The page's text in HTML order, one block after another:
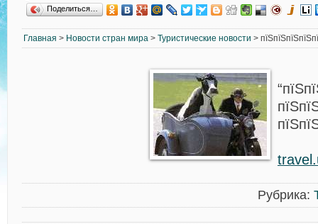
Поделиться…
Главная > Новости стран мира > Туристические новости >
Рубрика: